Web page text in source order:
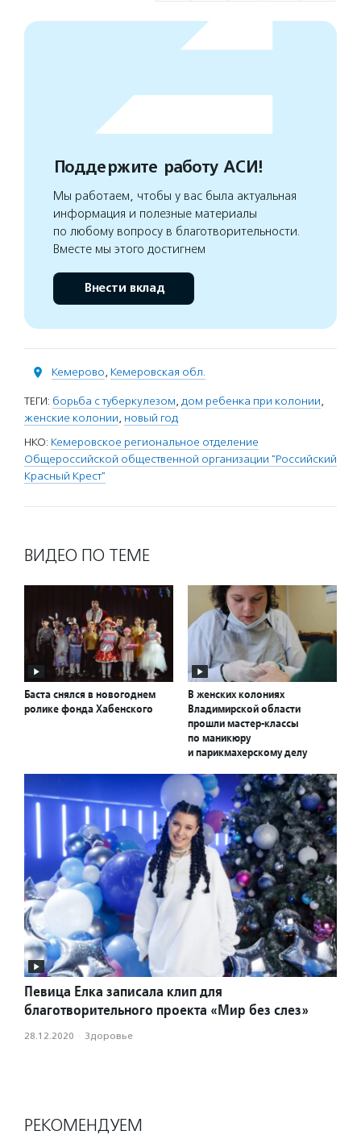
Поддержите работу АСИ!
Мы работаем, чтобы у вас была актуальная
информация и полезные материалы
по любому вопросу в благотворительности.
Вместе мы этого достигнем
Внести вклад
Кемерово, Кемеровская обл.
ТЕГИ: борьба с туберкулезом, дом ребенка при колонии,
женские колонии, новый год
НКО: Кемеровское региональное отделение
Общероссийской общественной организации "Российский
Красный Крест"
ВИДЕО ПО ТЕМЕ
Баста снялся в новогоднем
ролике фонда Хабенского
В женских колониях
Владимирской области
прошли мастер-классы
по маникюру
и парикмахерскому делу
Певица Елка записала клип для
благотворительного проекта «Мир без слез»
28.12.2020 · Здоровье
РЕКОМЕНДУЕМ